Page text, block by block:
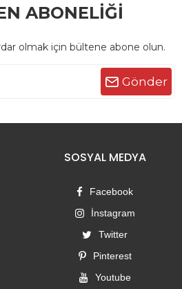
ABONELİĞİ
olmak için bültene abone olun.
Gönder
SOSYAL MEDYA
Facebook
İnstagram
Twitter
Pinterest
Youtube